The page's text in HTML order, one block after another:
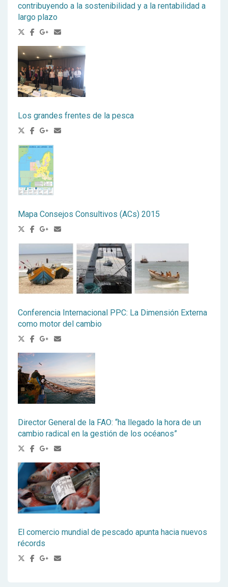
contribuyendo a la sostenibilidad y a la rentabilidad a
largo plazo
Los grandes frentes de la pesca
Mapa Consejos Consultivos (ACs) 2015
Conferencia Internacional PPC: La Dimensión Externa
como motor del cambio
Director General de la FAO: “ha llegado la hora de un
cambio radical en la gestión de los océanos”
El comercio mundial de pescado apunta hacia nuevos
récords